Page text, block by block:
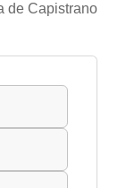
de Capistrano